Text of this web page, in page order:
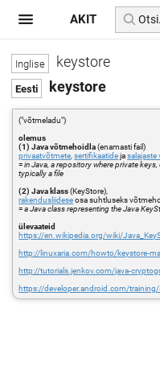
keystore
keystore
("võtmeladu")
olemus
(1) Java võtmehoidla(enamasti fail)
privaatvõtmete ,sertifikaatidejasalajaste
=in Java, a repository where private
typically a file
(2) Java klass(KeyStore),
rakendusliideseosa suhtluseks
=a Java class representing the Java
ülevaateid
https://en.wikipedia.org/wiki/
http://linuxaria.com/howto/keystore-
http://tutorials.jenkov.com/java-
https://developer.android.com/training/
AKIT